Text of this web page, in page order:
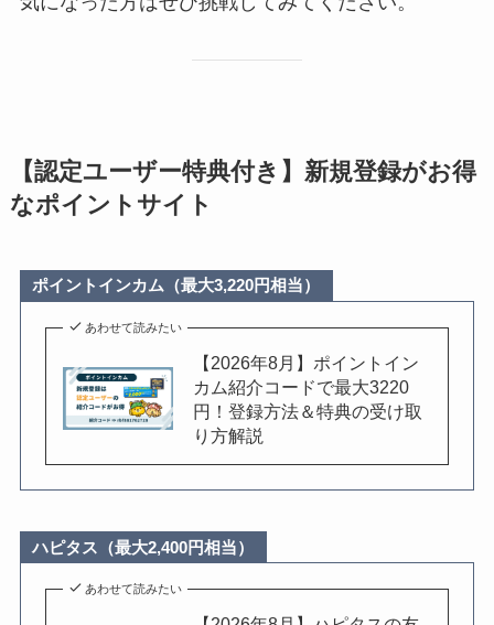
【認定ユーザー特典付き】新規登録がお得
なポイントサイト
ポイントインカム（最大3,220円相当）
あわせて読みたい
【2026年8月】ポイントイン
カム紹介コードで最大3220
円！登録方法＆特典の受け取
り方解説
ハピタス（最大2,400円相当）
あわせて読みたい